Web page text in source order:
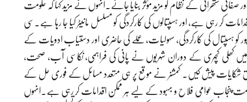
صفائی ستھرائی کے نظام کو مزید مؤثر بنایا جائے۔انہوں نے مزید کہا کہ حکومت
کر رہی ہے، اور ہسپتالوں کی کارکردگی کو مسلسل مانیٹر کیا جا رہا ہے۔سی
کو ہسپتال کی کارکردگی، سہولیات، عملے کی حاضری اور دستیاب ادویات کے
میں کھلی کچہری کے دوران شہریوں نے پانی کی فراہمی، نکاسی آب، صحت،
شکایات پیش کیں۔ کمشنر نے موقع پر ہی متعدد مسائل کے فوری حل کے
پنجاب عوامی فلاح و بہبود کے لیے ہر ممکن اقدامات کر رہی ہے۔انہوں